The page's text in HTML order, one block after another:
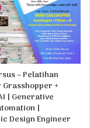
– Pelatihan
+
| Generative
|
Design Engineer